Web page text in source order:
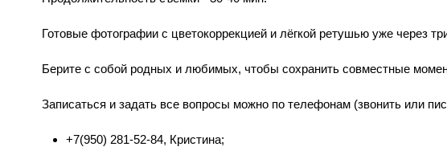
Готовые фотографии с цветокоррекцией и лёгкой ретушью уже через
Берите с собой родных и любимых, чтобы сохранить совместные
Записаться и задать все вопросы можно по телефонам (звонить или
+7(950) 281-52-84, Кристина;